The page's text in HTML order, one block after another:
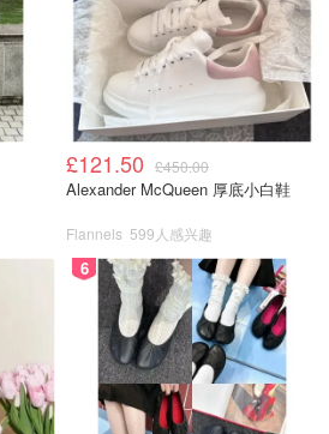
我们就来到传说中的 ChatGPT 页面
试试 ChatGPT 怎么玩啦～
£121.50 £450.00
Alexander McQueen 厚底小白鞋
Flannels 599人感兴趣
6